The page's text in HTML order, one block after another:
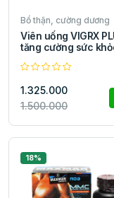
Bổ thận, cường dương
Viên uống VIGRX
tăng cường sức
1.325.000
1.500.000
18%